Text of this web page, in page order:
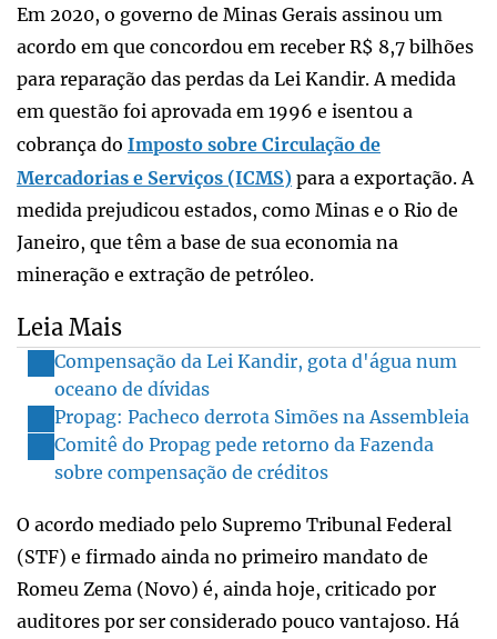
Em 2020, o governo de Minas Gerais assinou um
acordo em que concordou em receber R$ 8,7 bilhões
para reparação das perdas da Lei Kandir. A medida
em questão foi aprovada em 1996 e isentou a
cobrança do Imposto sobre Circulação de
Mercadorias e Serviços (ICMS) para a exportação. A
medida prejudicou estados, como Minas e o Rio de
Janeiro, que têm a base de sua economia na
mineração e extração de petróleo.
Leia Mais
Compensação da Lei Kandir, gota d'água num
oceano de dívidas
Propag: Pacheco derrota Simões na Assembleia
Comitê do Propag pede retorno da Fazenda
sobre compensação de créditos
O acordo mediado pelo Supremo Tribunal Federal
(STF) e firmado ainda no primeiro mandato de
Romeu Zema (Novo) é, ainda hoje, criticado por
auditores por ser considerado pouco vantajoso. Há